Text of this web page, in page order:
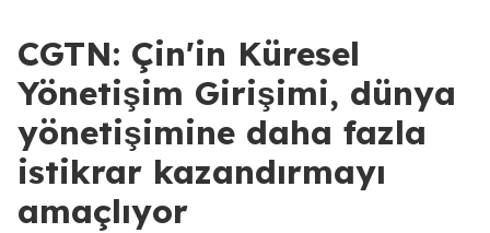
CGTN: Çin'in Küresel
Yönetişim Girişimi, dünya
yönetişimine daha fazla
istikrar kazandırmayı
amaçlıyor